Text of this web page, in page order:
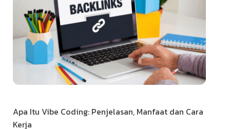
Apa Itu Vibe Coding: Penjelasan, Manfaat dan Cara
Kerja